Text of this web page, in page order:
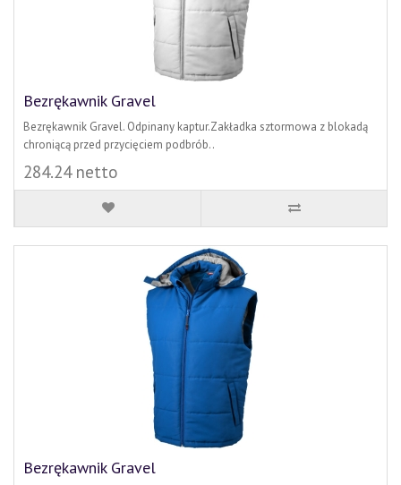
Bezrękawnik Gravel
Bezrękawnik Gravel. Odpinany kaptur.Zakładka sztormowa z blokadą
chroniącą przed przycięciem podbrób..
284.24 netto
Bezrękawnik Gravel